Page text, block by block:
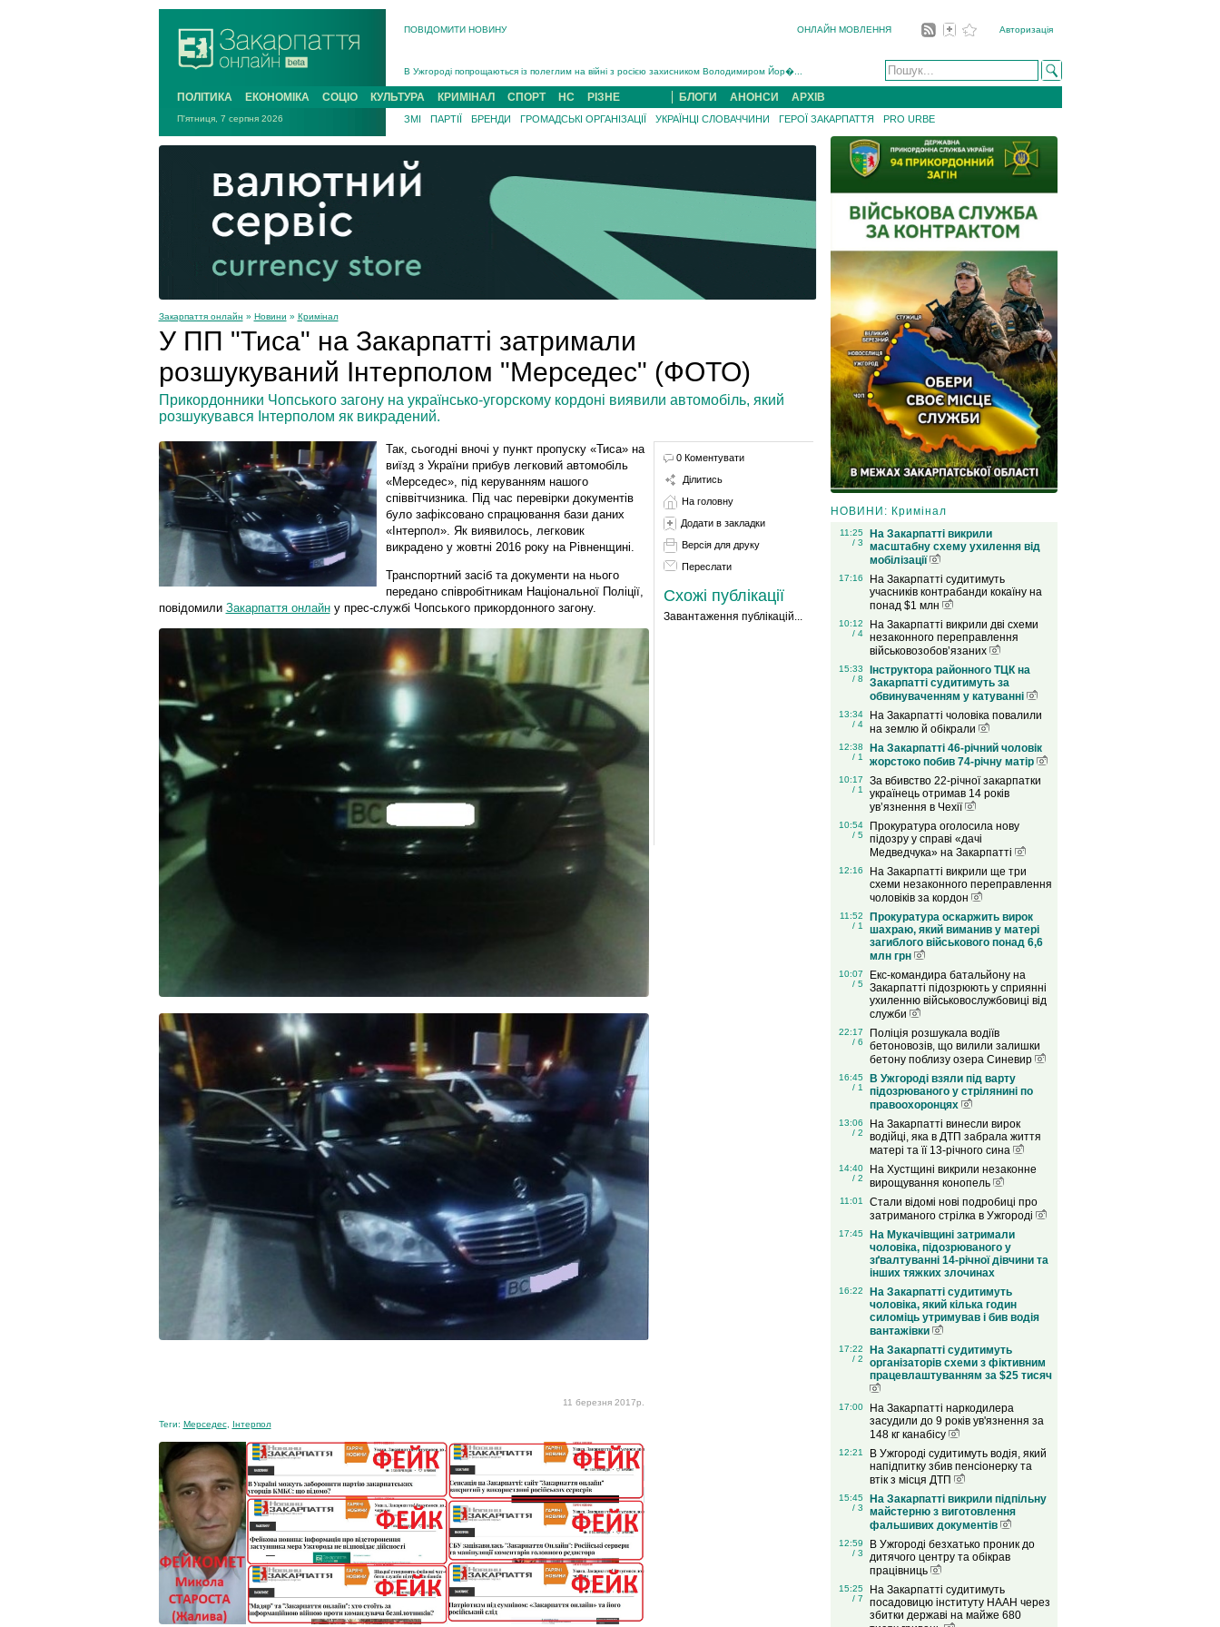
ПОВІДОМИТИ НОВИНУ ОНЛАЙН МОВЛЕННЯ
Авторизація
В Ужгороді 5 серпня попрощаються із захисником Богданом Югасом, який два роки �...
Підтвердили загибель захисника із Нанкова на Хустщині Юліана Гербея (ФОТО)[/gree...
На війні з рф поліг військовий з Виноградова Ігнат Роздяловський (ФОТО)...
ПОЛІТИКА ЕКОНОМІКА СОЦІО КУЛЬТУРА КРИМІНАЛ СПОРТ НС РІЗНЕ БЛОГИ АНОНСИ АРХІВ
П'ятниця, 7 серпня 2026 ЗМІ ПАРТІЇ БРЕНДИ ГРОМАДСЬКІ ОРГАНІЗАЦІЇ УКРАЇНЦІ СЛОВАЧЧИНИ ГЕРОЇ ЗАКАРПАТТЯ PRO URBE
Закарпаття онлайн » Новини » Кримінал
У ПП "Тиса" на Закарпатті затримали
розшукуваний Інтерполом "Мерседес" (ФОТО)
Прикордонники Чопського загону на українсько-угорскому кордоні виявили автомобіль, який
розшукувався Інтерполом як викрадений.
Так, сьогодні вночі у пункт пропуску «Тиса» на
виїзд з України прибув легковий автомобіль
«Мерседес», під керуванням нашого
співвітчизника. Під час перевірки документів
було зафіксовано спрацювання бази даних
«Інтерпол». Як виявилось, легковик
викрадено у жовтні 2016 року на Рівненщині.
Транспортний засіб та документи на нього
передано співробітникам Національної Поліції,
повідомили Закарпаття онлайну прес-службі Чопського прикордонного загону.
11 березня 2017р.
Теги: Мерседес, Інтерпол
0 Коментувати
Ділитись
На головну
Додати в закладки
Версія для друку
Переслати
Схожі публікації
Завантаження публікацій...
НОВИНИ: Кримінал
11:25
/ 3
На Закарпатті викрили
масштабну схему ухилення від
мобілізації
17:16
На Закарпатті судитимуть
учасників контрабанди кокаїну на
понад $1 млн
10:12
/ 4
На Закарпатті викрили дві схеми
незаконного переправлення
військовозобов’язаних
15:33
/ 8
Інструктора районного ТЦК на
Закарпатті судитимуть за
обвинуваченням у катуванні
13:34
/ 4
На Закарпатті чоловіка повалили
на землю й обікрали
12:38
/ 1
На Закарпатті 46-річний чоловік
жорстоко побив 74-річну матір
10:17
/ 1
За вбивство 22-річної закарпатки
українець отримав 14 років
ув’язнення в Чехії
10:54
/ 5
Прокуратура оголосила нову
підозру у справі «дачі
Медведчука» на Закарпатті
12:16
На Закарпатті викрили ще три
схеми незаконного переправлення
чоловіків за кордон
11:52
/ 1
Прокуратура оскаржить вирок
шахраю, який виманив у матері
загиблого військового понад 6,6
млн грн
10:07
/ 5
Екс-командира батальйону на
Закарпатті підозрюють у сприянні
ухиленню військовослужбовиці від
служби
22:17
/ 6
Поліція розшукала водіїв
бетоновозів, що вилили залишки
бетону поблизу озера Синевир
16:45
/ 1
В Ужгороді взяли під варту
підозрюваного у стрілянині по
правоохоронцях
13:06
/ 2
На Закарпатті винесли вирок
водійці, яка в ДТП забрала життя
матері та її 13-річного сина
14:40
/ 2
На Хустщині викрили незаконне
вирощування конопель
11:01
Стали відомі нові подробиці про
затриманого стрілка в Ужгороді
17:45
На Мукачівщині затримали
чоловіка, підозрюваного у
зґвалтуванні 14-річної дівчини та
інших тяжких злочинах
16:22
На Закарпатті судитимуть
чоловіка, який кілька годин
силоміць утримував і бив водія
вантажівки
17:22
/ 2
На Закарпатті судитимуть
організаторів схеми з фіктивним
працевлаштуванням за $25 тисяч
17:00
На Закарпатті наркодилера
засудили до 9 років ув'язнення за
148 кг канабісу
12:21
В Ужгороді судитимуть водія, який
напідпитку збив пенсіонерку та
втік з місця ДТП
15:45
/ 3
На Закарпатті викрили підпільну
майстерню з виготовлення
фальшивих документів
12:59
/ 3
В Ужгороді безхатько проник до
дитячого центру та обікрав
працівниць
15:25
/ 7
На Закарпатті судитимуть
посадовицю інституту НААН через
збитки державі на майже 680